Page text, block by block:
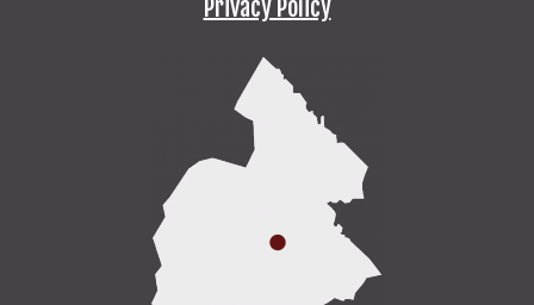
Privacy Policy